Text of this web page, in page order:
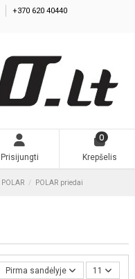
+370 620 40440
Prisijungti
0
Krepšelis
POLAR POLAR priedai
Pirma sandėlyje 11